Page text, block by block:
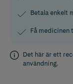
Betala enkelt
Få medicinen
Det här är ett
användning.